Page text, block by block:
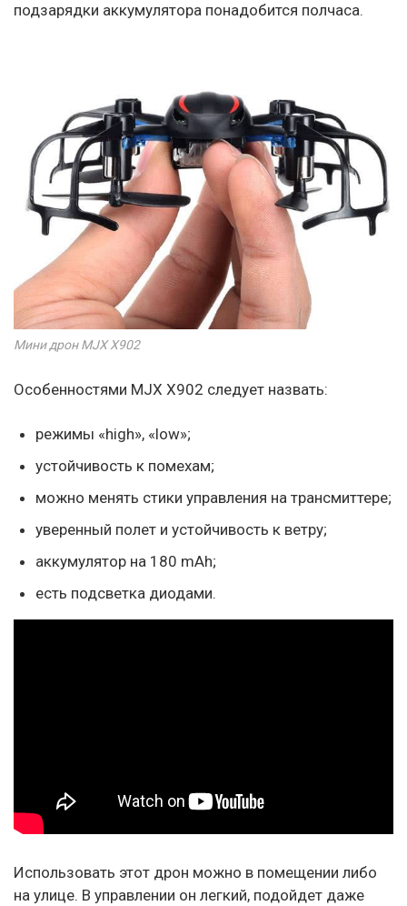
подзарядки аккумулятора понадобится полчаса.
Мини дрон MJX X902
Особенностями MJX X902 следует назвать:
режимы «high», «low»;
устойчивость к помехам;
можно менять стики управления на трансмиттере;
уверенный полет и устойчивость к ветру;
аккумулятор на 180 mAh;
есть подсветка диодами.
Использовать этот дрон можно в помещении либо
на улице. В управлении он легкий, подойдет даже